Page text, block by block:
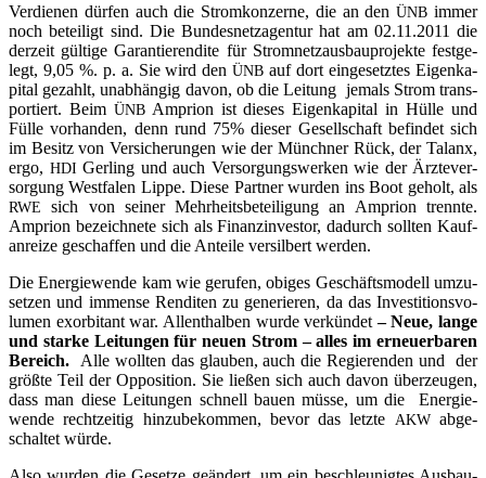
Ver­die­nen dür­fen auch die Strom­kon­zer­ne, die an denÜNB immer
noch betei­ligt sind. Die Bun­des­netz­agen­tur hat am 02.11.2011 die
der­zeit gül­ti­ge Garan­tie­ren­di­te für Strom­netz­aus­bau­pro­jek­te fest­ge­
legt, 9,05 %. p. a. Sie wird denÜNB auf dort ein­ge­setz­tes Eigen­ka­
pi­tal gezahlt, unab­hän­gig davon, ob die Lei­tung jemals Strom trans­
por­tiert. Beim ÜNBAmpri­on ist die­ses Eigen­ka­pi­tal in Hül­le und
Fül­le vor­han­den, denn rund 75% die­ser Gesell­schaft befin­det sich
im Besitz von Ver­si­che­run­gen wie der Münch­ner Rück, der Talanx,
ergo, HDI Ger­ling und auch Ver­sor­gungs­wer­ken wie der Ärz­te­ver­
sor­gung West­fa­len Lip­pe. Die­se Part­ner wur­den ins Boot geholt, als
RWE sich von sei­ner Mehr­heits­be­tei­li­gung an Ampri­on trenn­te.
Ampri­on bezeich­ne­te sich als Finanz­in­ves­tor, dadurch soll­ten Kauf­
an­rei­ze geschaf­fen und die Antei­le ver­sil­bert werden.
Die Ener­gie­wen­de kam wie geru­fen, obi­ges Geschäfts­mo­dell umzu­
set­zen und immense Ren­di­ten zu gene­rie­ren, da das Inves­ti­ti­ons­vo­
lu­men exor­bi­tant war. Allent­hal­ben wur­de ver­kün­det– Neue, lan­ge
und star­ke Lei­tun­gen für neu­en Strom – alles im erneu­er­ba­ren
Bereich.
Alle woll­ten das glau­ben, auch die Regie­ren­den und der
größ­te Teil der Oppo­si­ti­on. Sie lie­ßen sich auch davon über­zeu­gen,
dass man die­se Lei­tun­gen schnell bau­en müs­se, um die Ener­gie­
wen­de recht­zei­tig hin­zu­be­kom­men, bevor das letz­te
AKWabge­
schal­tet würde.